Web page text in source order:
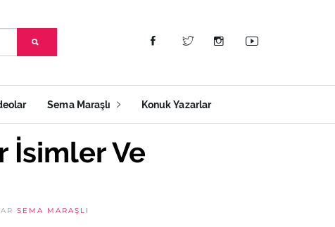
Sema Maraşlı Konuk Yazarlar
İsimler Ve
SEMA MARAŞLI